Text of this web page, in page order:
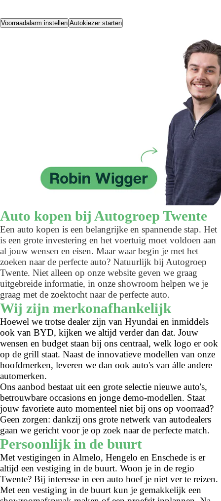
Voorraadalarm instellen Autokiezer starten
Auto kopen bij Autogroep Twente
Een auto kopen is een belangrijke en spannende stap. Het
is een grote investering en het voertuig moet voldoen aan
al jouw wensen en eisen. Maar waar begin je met het
zoeken naar de perfecte auto? Natuurlijk bij Autogroep
Twente. Niet alleen op onze website geven we graag
uitgebreide informatie, in onze showroom helpen we je
graag met de zoektocht naar de perfecte auto.
Wij zijn merkonafhankelijk
Hoewel we trotse dealer zijn van Hyundai en inmiddels
ook van BYD, kijken we altijd verder dan dat. Jouw
wensen en budget staan bij ons centraal, welk logo er ook
op de grill staat. Naast de innovatieve modellen van onze
hoofdmerken, leveren we dan ook auto's van álle andere
automerken.
Ons aanbod bestaat uit een grote selectie nieuwe auto's,
betrouwbare occasions en jonge demo-modellen. Staat
jouw favoriete auto momenteel niet bij ons op voorraad?
Geen zorgen: dankzij ons grote netwerk van autodealers
gaan we gericht voor je op zoek naar de perfecte match.
Persoonlijk in de buurt
Met vestigingen in Almelo, Hengelo en Enschede is er
altijd een vestiging in de buurt. Woon je in de regio
Twente? Bij interesse in een auto hoef je niet ver te reizen.
Met een vestiging in de buurt kun je gemakkelijk een